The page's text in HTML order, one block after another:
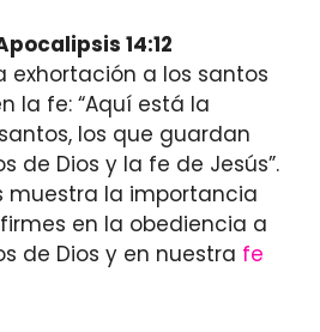
14:12
exhortación a los santos
la fe: “Aquí está la
los que guardan
de Dios y la fe de Jesús”.
muestra la importancia
en la obediencia a
de Dios y en nuestra fe